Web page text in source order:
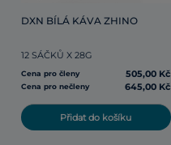
DXN BÍLÁ KÁVA ZHINO
12 SÁČKŮ X 28G
Cena pro členy 505,00 Kč
Cena pro nečleny 645,00 Kč
Přidat do košíku